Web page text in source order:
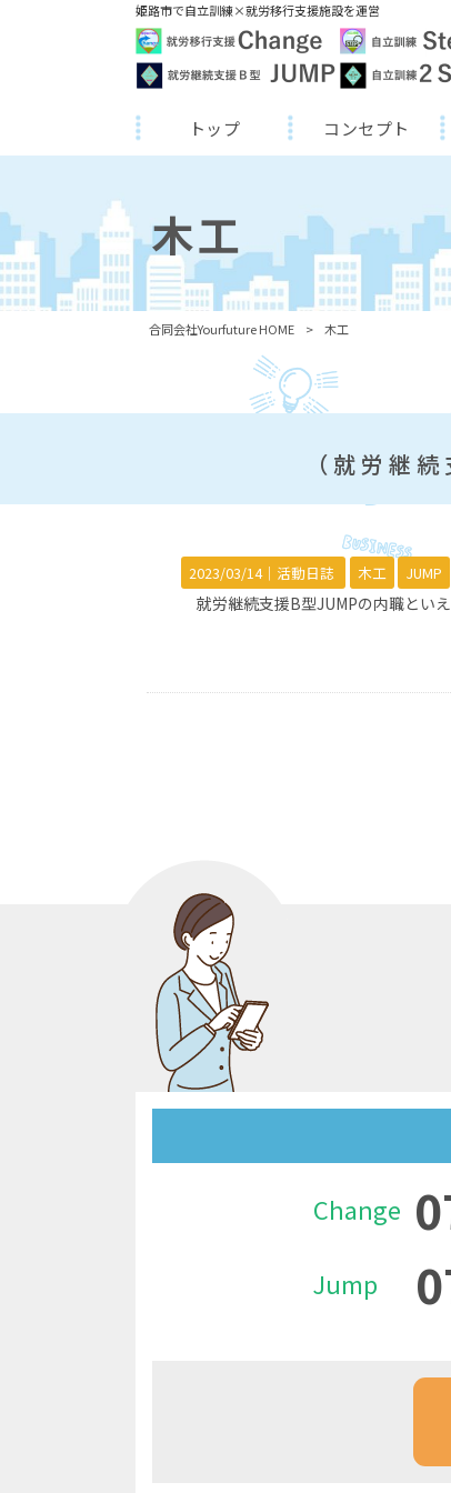
姫路市で自立訓練×就労移行支援施設を運営
トップ コンセプト
木工
合同会社Yourfuture HOME > 木工
（就労継
2023/03/14｜ 活動日誌 木工 JUMP
就労継続支援B型JUMPの内職とい
Change
Jump